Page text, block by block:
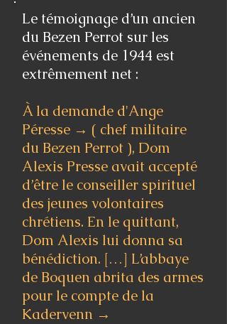
Le témoignage d’un ancien
du Bezen Perrot sur les
événements de 1944 est
extrêmement net :
À la demande d'Ange
Péresse → ( chef militaire
du Bezen Perrot ), Dom
Alexis Presse avait accepté
d’être le conseiller spirituel
des jeunes volontaires
chrétiens. En le quittant,
Dom Alexis lui donna sa
bénédiction. […] L’abbaye
de Boquen abrita des armes
pour le compte de la
Kadervenn →